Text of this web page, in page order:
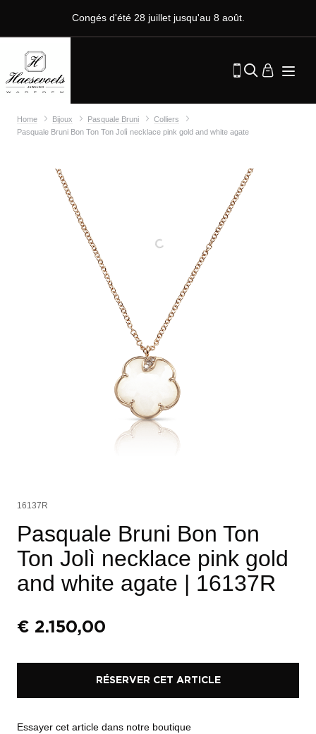
Congés d'été 28 juillet jusqu'au 8 août.
Home Bijoux Pasquale Bruni
Colliers
Pasquale Bruni Bon Ton Ton Jolì necklace pink gold and white agate
16137R
Pasquale Bruni Bon Ton
Ton Jolì necklace pink gold
and white agate | 16137R
€ 2.150,00
RÉSERVER CET ARTICLE
Essayer cet article dans notre boutique